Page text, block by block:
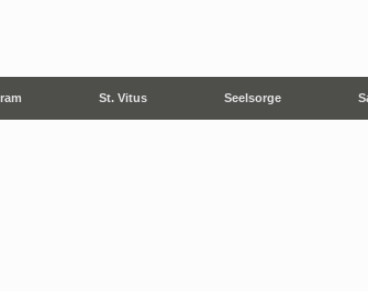
St. Vitus Seelsorge